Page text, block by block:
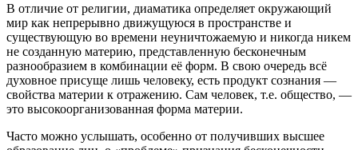
В отличие от религии, диаматика определяет окружающий
мир как непрерывно движущуюся в пространстве и
существующую во времени неуничтожаемую и никогда никем
не созданную материю, представленную бесконечным
разнообразием в комбинации её форм. В свою очередь всё
духовное присуще лишь человеку, есть продукт сознания —
свойства материи к отражению. Сам человек, т.е. общество, —
это высокоорганизованная форма материи.
Часто можно услышать, особенно от получивших высшее